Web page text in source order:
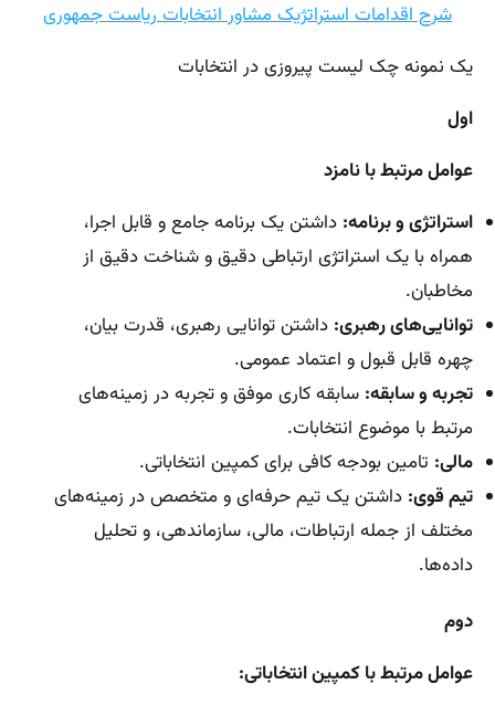
شرح اقدامات استراتژیک مشاور انتخابات ریاست جمهوری
یک نمونه چک لیست پیروزی در انتخابات
اول
عوامل مرتبط با نامزد
استراتژی و برنامه: داشتن یک برنامه جامع و قابل اجرا،
همراه با یک استراتژی ارتباطی دقیق و شناخت دقیق از
مخاطبان.
توانایی‌های رهبری: داشتن توانایی رهبری، قدرت بیان،
چهره قابل قبول و اعتماد عمومی.
تجربه و سابقه: سابقه کاری موفق و تجربه در زمینه‌های
مرتبط با موضوع انتخابات.
مالی: تامین بودجه کافی برای کمپین انتخاباتی.
تیم قوی: داشتن یک تیم حرفه‌ای و متخصص در زمینه‌های
مختلف از جمله ارتباطات، مالی، سازماندهی، و تحلیل
داده‌ها.
دوم
عوامل مرتبط با کمپین انتخاباتی: